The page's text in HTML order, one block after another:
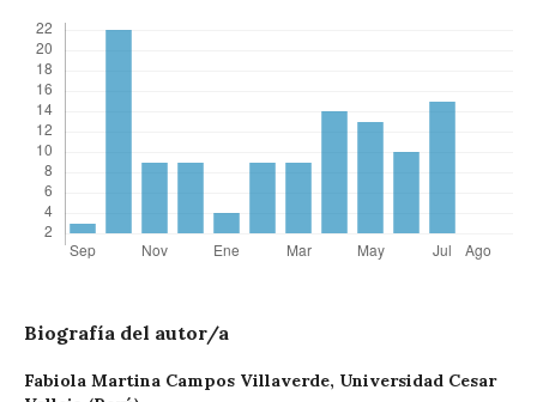
Biografía del autor/a
Fabiola Martina Campos Villaverde, Universidad Cesar